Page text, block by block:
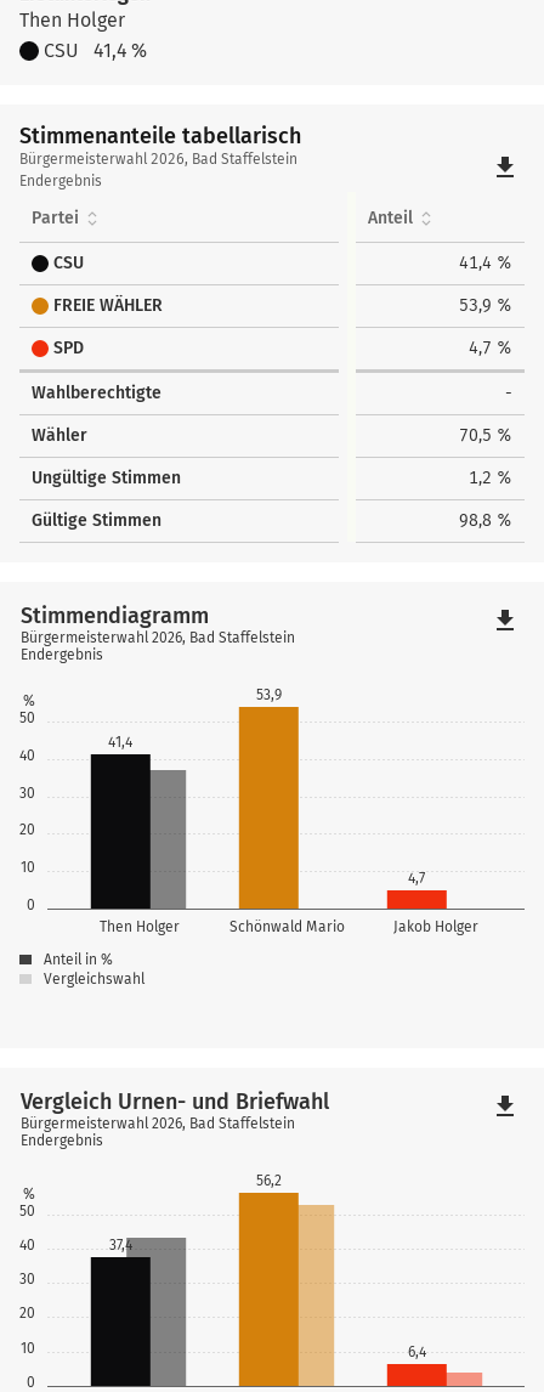
Then Holger
CSU
41,4 %
Stimmenanteile tabellarisch
Stimmenanteile
tabellarisch
Bürgermeisterwahl 2026, Bad Staffelstein
Endergebnis
file_download
Partei Anteil
CSU 41,4 %
FREIE WÄHLER 53,9 %
SPD 4,7 %
Wahlberechtigte -
Wähler 70,5 %
Ungültige Stimmen 1,2 %
Gültige Stimmen 98,8 %
0
10
20
30
40
50
%
Then Holger Schönwald Mario Jakob Holger
41,4
53,9
4,7
Stimmendiagramm
Bürgermeisterwahl 2026, Bad Staffelstein
Endergebnis
Anteil in %
Vergleichswahl
file_download
0
10
20
30
40
50
%
37,4
56,2
6,4
Vergleich Urnen- und Briefwahl
Bürgermeisterwahl 2026, Bad Staffelstein
Endergebnis
file_download